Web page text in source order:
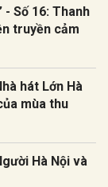
- Số 16: Thanh
truyền cảm
hát Lớn Hà
mùa thu
Hà Nội và